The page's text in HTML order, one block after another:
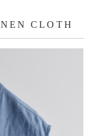
CLOTH